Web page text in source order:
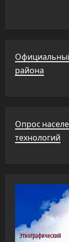
района
Опрос
технологий